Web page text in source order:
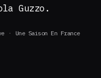
Guzzo.
Une Saison En France